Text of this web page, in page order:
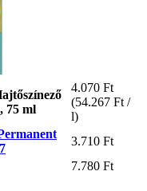
75 ml
4.070 Ft
(54.267 Ft /
l)
3.710 Ft
7.780 Ft